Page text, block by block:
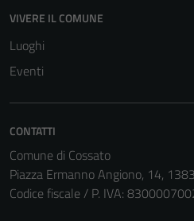
VIVERE IL COMUNE
Luoghi
Eventi
CONTATTI
Comune di Cossato
Piazza Ermanno Angiono, 14,
Codice fiscale / P. IVA: